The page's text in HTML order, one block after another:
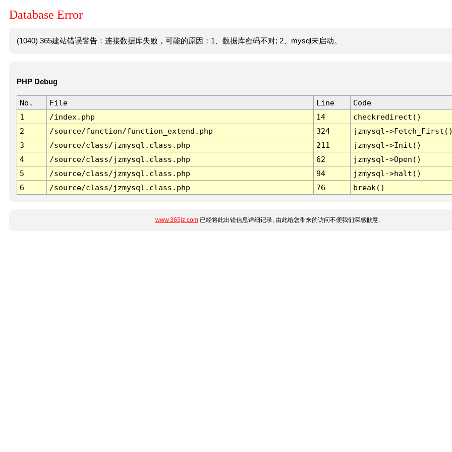
Database Error
(1040) 365建站错误警告：连接数据库失败，可能的原因：1、数据库密码不对; 2、mysql未启动。
PHP Debug
No. File Line
Code
1
/index.php 14
checkredirect()
2
/source/function/function_extend.php 324
jzmysql-
3
/source/class/jzmysql.class.php 211
jzmysql->Init()
4
/source/class/jzmysql.class.php 62
jzmysql->Open()
5
/source/class/jzmysql.class.php 94
jzmysql->halt()
6
/source/class/jzmysql.class.php 76 break()
www.365jz.com已经将此出错信息详细记录, 由此给您带来的访问不便我们深感歉意.